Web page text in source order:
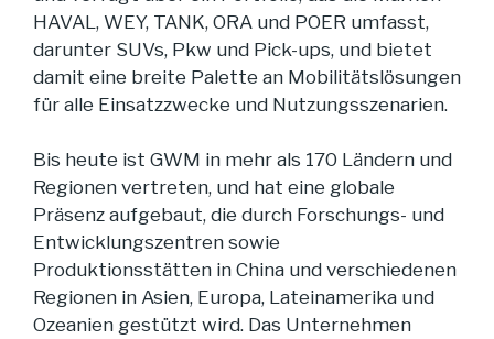
HAVAL, WEY, TANK, ORA und POER umfasst,
darunter SUVs, Pkw und Pick-ups, und bietet
damit eine breite Palette an Mobilitätslösungen
für alle Einsatzzwecke und Nutzungsszenarien.
Bis heute ist GWM in mehr als 170 Ländern und
Regionen vertreten, und hat eine globale
Präsenz aufgebaut, die durch Forschungs- und
Entwicklungszentren sowie
Produktionsstätten in China und verschiedenen
Regionen in Asien, Europa, Lateinamerika und
Ozeanien gestützt wird. Das Unternehmen